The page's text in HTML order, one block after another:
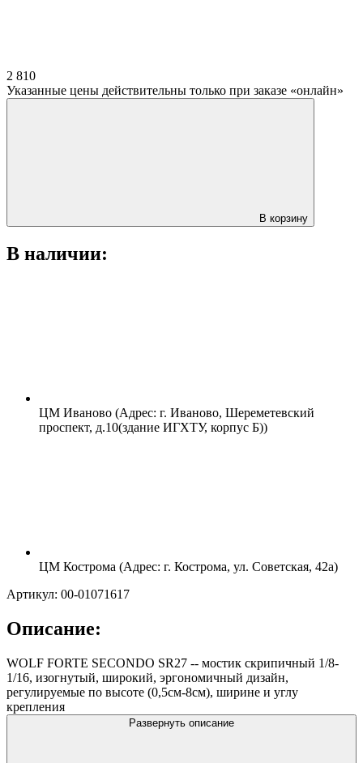
2 810
Указанные цены действительны только при заказе «онлайн»
В корзину
В наличии:
ЦМ Иваново (Адрес: г. Иваново, Шереметевский
проспект, д.10(здание ИГХТУ, корпус Б))
ЦМ Кострома (Адрес: г. Кострома, ул. Советская, 42а)
Артикул: 00-01071617
Описание:
WOLF FORTE SECONDO SR27 -- мостик скрипичный 1/8-
1/16, изогнутый, широкий, эргономичный дизайн,
регулируемые по высоте (0,5см-8см), ширине и углу
крепления
Развернуть описание